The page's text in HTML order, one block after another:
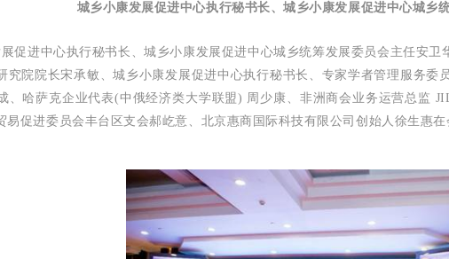
城乡小康发展促进中心执行秘书长、城乡小康发展促进中心城乡
促进中心执行秘书长、城乡小康发展促进中心城乡统筹发展委员会主任安卫
究院院长宋承敏、城乡小康发展促进中心执行秘书长、 专家学者管理服务委
、哈萨克企业代表(中俄经济类大学联盟) 周少康、非洲商会业务运营总监
易促进委员会丰台区支会郝屹意、北京惠商国际科技有限公司创始人徐生惠在